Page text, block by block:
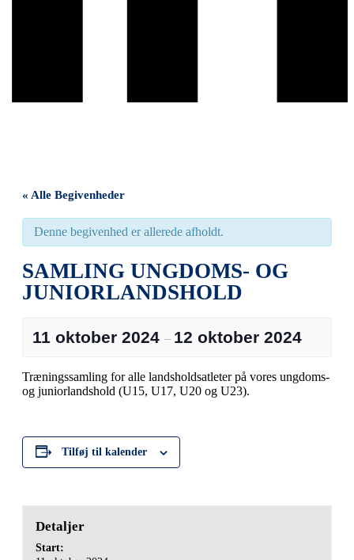
« Alle Begivenheder
Denne begivenhed er allerede afholdt.
SAMLING UNGDOMS- OG
JUNIORLANDSHOLD
11 oktober 2024 – 12 oktober 2024
Træningssamling for alle landsholdsatleter på vores ungdoms-
og juniorlandshold (U15, U17, U20 og U23).
Tilføj til kalender
Detaljer
Start: